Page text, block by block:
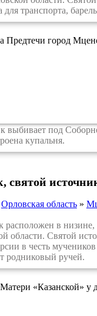
транспорта,
под
купальня.
святой
Орловская область»
в низине,
области. Святой
в честь
родниковый ручей.